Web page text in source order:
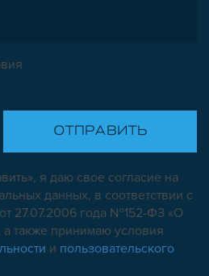
я даю свое согласие на
данных, в соответствии с
27.07.2006 года №152-ФЗ «О
также принимаю условия
и пользовательского